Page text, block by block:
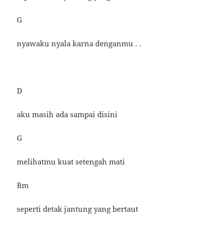
G
nyawaku nyala karna denganmu . .
D
aku masih ada sampai disini
G
melihatmu kuat setengah mati
Bm
seperti detak jantung yang bertaut